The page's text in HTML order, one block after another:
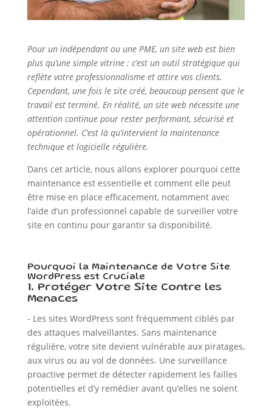
Pour un indépendant ou une PME, un site web est bien
plus qu’une simple vitrine : c’est un outil stratégique qui
reflète votre professionnalisme et attire vos clients.
Cependant, une fois le site créé, beaucoup pensent que le
travail est terminé. En réalité, un site web nécessite une
attention continue pour rester performant, sécurisé et
opérationnel. C’est là qu’intervient la maintenance
technique et logicielle régulière.
Dans cet article, nous allons explorer pourquoi cette
maintenance est essentielle et comment elle peut
être mise en place efficacement, notamment avec
l’aide d’un professionnel capable de surveiller votre
site en continu pour garantir sa disponibilité.
Pourquoi la Maintenance de Votre Site
WordPress est Cruciale
1. Protéger Votre Site Contre les
Menaces
- Les sites WordPress sont fréquemment ciblés par
des attaques malveillantes. Sans maintenance
régulière, votre site devient vulnérable aux piratages,
aux virus ou au vol de données. Une surveillance
proactive permet de détecter rapidement les failles
potentielles et d’y remédier avant qu’elles ne soient
exploitées.